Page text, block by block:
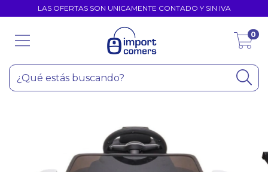
LAS OFERTAS SON UNICAMENTE CONTADO Y SIN IVA
0